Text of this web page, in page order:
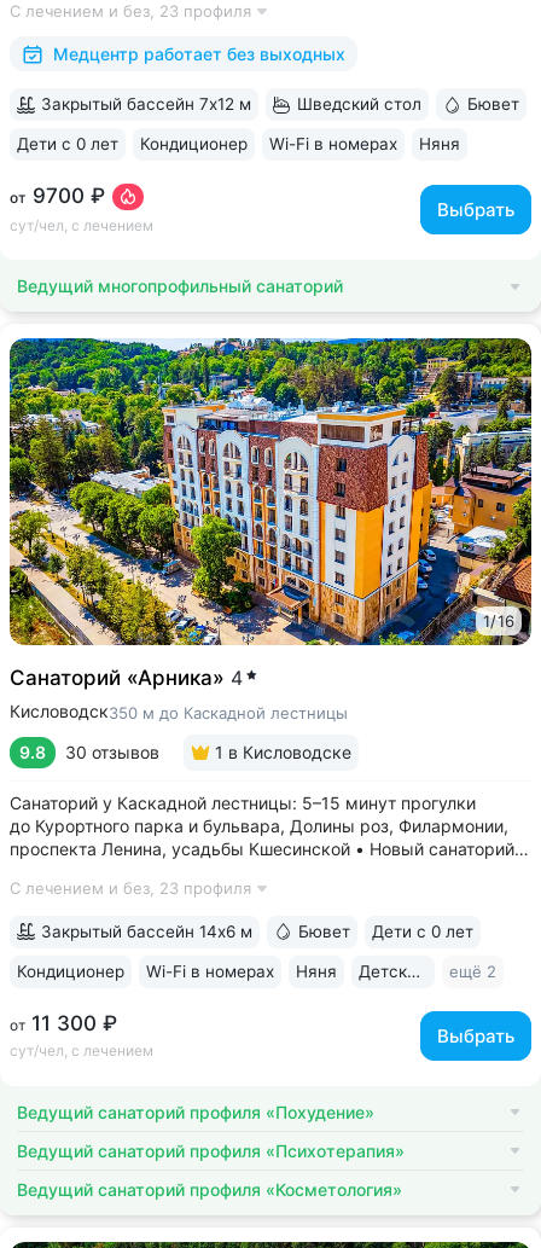
«Славяновская» • Все в одном здании: не нужно выходить
на улицу, чтобы получить лечение,...
С лечением и без, 23 профиля
Медцентр работает без выходных
от 9700 ₽
сут/чел, с лечением
Выбрать
Закрытый бассейн 7х12 м Шведский стол Бювет
Дети с 0 лет Кондиционер Wi-Fi в номерах Няня
ещё 6
Ведущий многопрофильный санаторий
1/16
Санаторий «Арника» 4
Кисловодск350 м до Каскадной лестницы
9.8 30 отзывов 1 в Кисловодске
Санаторий у Каскадной лестницы: 5–15 минут прогулки
до Курортного парка и бульвара, Долины роз, Филармонии,
проспекта Ленина, усадьбы Кшесинской • Новый санаторий,
положительные. Многие гости отмечают, что санаторий
С лечением и без, 23 профиля
от 11 300 ₽
сут/чел, с лечением
Выбрать
Закрытый бассейн 14х6 м Бювет Дети с 0 лет
Кондиционер Wi-Fi в номерах Няня Детская комната ещё 2
Ведущий санаторий профиля «Похудение»
Ведущий санаторий профиля «Психотерапия»
Ведущий санаторий профиля «Косметология»